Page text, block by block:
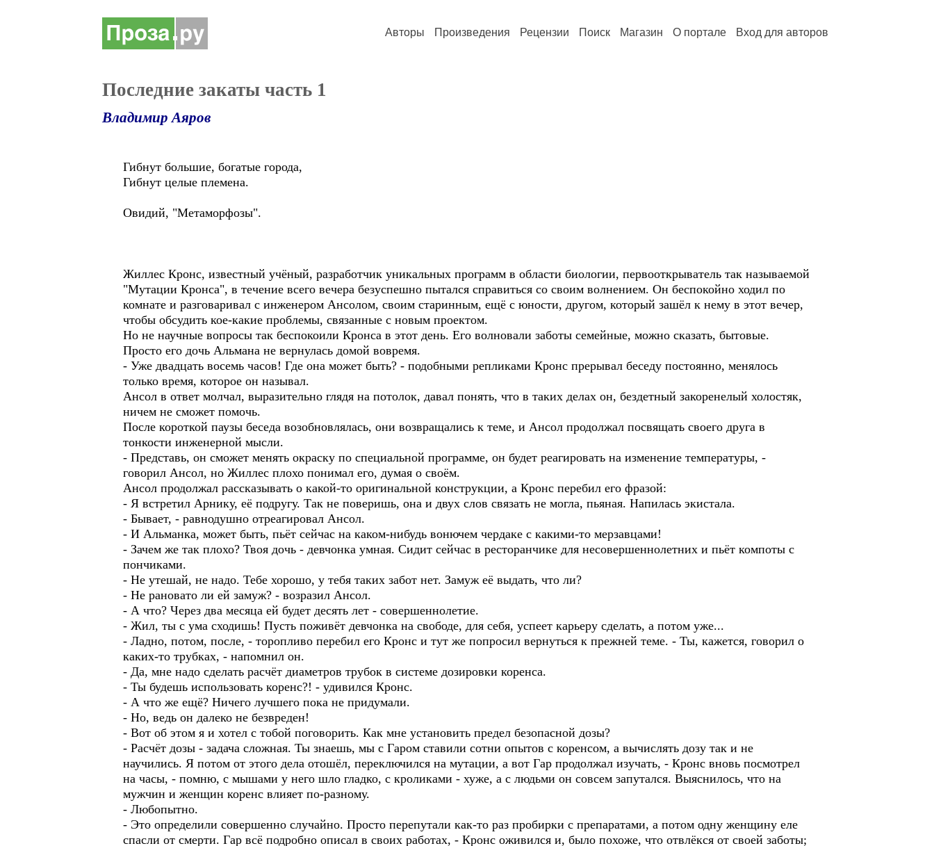
Авторы Произведения Рецензии Поиск Магазин О портале Вход для авторов
Последние закаты часть 1
Владимир Аяров
Гибнут большие, богатые города,
Гибнут целые племена.
Овидий, "Метаморфозы".
Жиллес Кронс, известный учёный, разработчик уникальных программ в области биологии, первооткрыватель так называемой
"Мутации Кронса", в течение всего вечера безуспешно пытался справиться со своим волнением. Он беспокойно ходил по
комнате и разговаривал с инженером Ансолом, своим старинным, ещё с юности, другом, который зашёл к нему в этот вечер,
чтобы обсудить кое-какие проблемы, связанные с новым проектом.
Но не научные вопросы так беспокоили Кронса в этот день. Его волновали заботы семейные, можно сказать, бытовые.
Просто его дочь Альмана не вернулась домой вовремя.
- Уже двадцать восемь часов! Где она может быть? - подобными репликами Кронс прерывал беседу постоянно, менялось
только время, которое он называл.
Ансол в ответ молчал, выразительно глядя на потолок, давал понять, что в таких делах он, бездетный закоренелый холостяк,
ничем не сможет помочь.
После короткой паузы беседа возобновлялась, они возвращались к теме, и Ансол продолжал посвящать своего друга в
тонкости инженерной мысли.
- Представь, он сможет менять окраску по специальной программе, он будет реагировать на изменение температуры, -
говорил Ансол, но Жиллес плохо понимал его, думая о своём.
Ансол продолжал рассказывать о какой-то оригинальной конструкции, а Кронс перебил его фразой:
- Я встретил Арнику, её подругу. Так не поверишь, она и двух слов связать не могла, пьяная. Напилась экистала.
- Бывает, - равнодушно отреагировал Ансол.
- И Альманка, может быть, пьёт сейчас на каком-нибудь вонючем чердаке с какими-то мерзавцами!
- Зачем же так плохо? Твоя дочь - девчонка умная. Сидит сейчас в ресторанчике для несовершеннолетних и пьёт компоты с
пончиками.
- Не утешай, не надо. Тебе хорошо, у тебя таких забот нет. Замуж её выдать, что ли?
- Не рановато ли ей замуж? - возразил Ансол.
- А что? Через два месяца ей будет десять лет - совершеннолетие.
- Жил, ты с ума сходишь! Пусть поживёт девчонка на свободе, для себя, успеет карьеру сделать, а потом уже...
- Ладно, потом, после, - торопливо перебил его Кронс и тут же попросил вернуться к прежней теме. - Ты, кажется, говорил о
каких-то трубках, - напомнил он.
- Да, мне надо сделать расчёт диаметров трубок в системе дозировки коренса.
- Ты будешь использовать коренс?! - удивился Кронс.
- А что же ещё? Ничего лучшего пока не придумали.
- Но, ведь он далеко не безвреден!
- Вот об этом я и хотел с тобой поговорить. Как мне установить предел безопасной дозы?
- Расчёт дозы - задача сложная. Ты знаешь, мы с Гаром ставили сотни опытов с коренсом, а вычислять дозу так и не
научились. Я потом от этого дела отошёл, переключился на мутации, а вот Гар продолжал изучать, - Кронс вновь посмотрел
на часы, - помню, с мышами у него шло гладко, с кроликами - хуже, а с людьми он совсем запутался. Выяснилось, что на
мужчин и женщин коренс влияет по-разному.
- Любопытно.
- Это определили совершенно случайно. Просто перепутали как-то раз пробирки с препаратами, а потом одну женщину еле
спасли от смерти. Гар всё подробно описал в своих работах, - Кронс оживился и, было похоже, что отвлёкся от своей заботы;